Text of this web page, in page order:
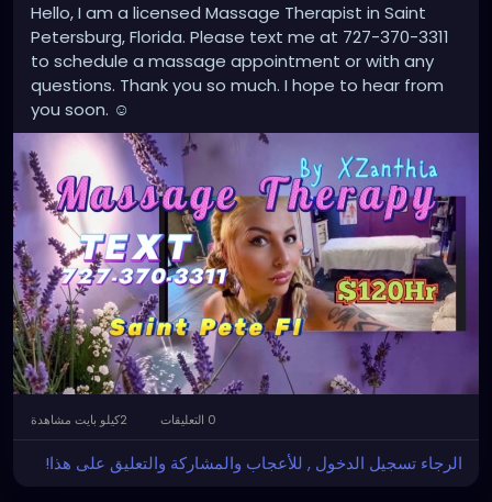
Hello, I am a licensed Massage Therapist in Saint
Petersburg, Florida. Please text me at 727-370-3311
to schedule a massage appointment or with any
questions. Thank you so much. I hope to hear from
you soon. ☺️
الرجاء تسجيل الدخول , للأعجاب والمشاركة والتعليق على هذا!